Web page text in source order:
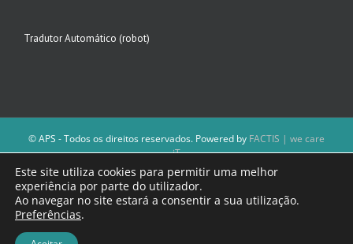
Tradutor Automático (robot)
© APS - Todos os direitos reservados. Powered by FACTIS | we care
iT
A Direção da APS reserva-se o direito de não publicar conteúdos que
violem as leis nacionais.
Os textos assinados e as imagens depositadas são da inteira
Este site utiliza cookies para permitir uma melhor
experiência por parte do utilizador.
Ao navegar no site estará a consentir a sua utilização.
Preferências.